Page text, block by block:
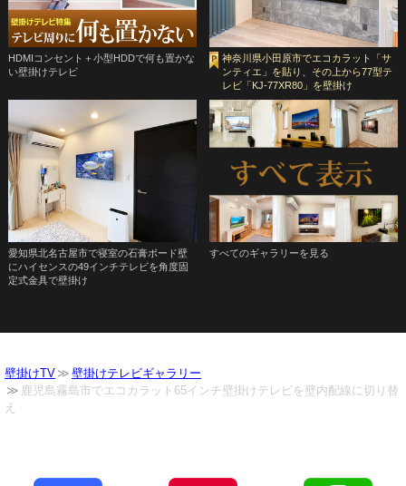
HDMIコンセント＋小型HDDで何も置かな
い壁掛けテレビ
神奈川県小田原市でエコカラット「サ
ンティエ」を貼り、その上から77型テ
レビ「KJ-77XR80」を壁掛け
愛知県北名古屋市で寝室の石膏ボード壁
にハイセンスの49インチテレビを角度固
定式金具で壁掛け
すべてのギャラリーを見る
壁掛けTV
壁掛けテレビギャラリー
鹿児島霧島市でエコカラット65インチ壁掛けテレビを壁内配線に切り替
え